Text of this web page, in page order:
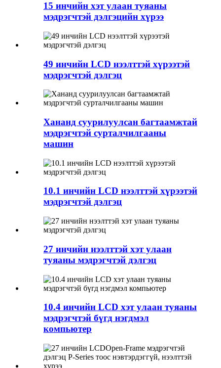
15 инчийн хэт улаан туяаны
мэдрэгчтэй дэлгэцийн хүрээ
49 инчийн LCD нээлттэй хүрээтэй
мэдрэгчтэй дэлгэц
Хананд суурилуулсан багтаамжтай
мэдрэгчтэй сурталчилгааны
машин
10.1 инчийн LCD нээлттэй хүрээтэй
мэдрэгчтэй дэлгэц
27 инчийн нээлттэй хэт улаан
туяаны мэдрэгчтэй дэлгэц
10.4 инчийн LCD хэт улаан туяаны
мэдрэгчтэй бүгд нэгдмэл
компьютер